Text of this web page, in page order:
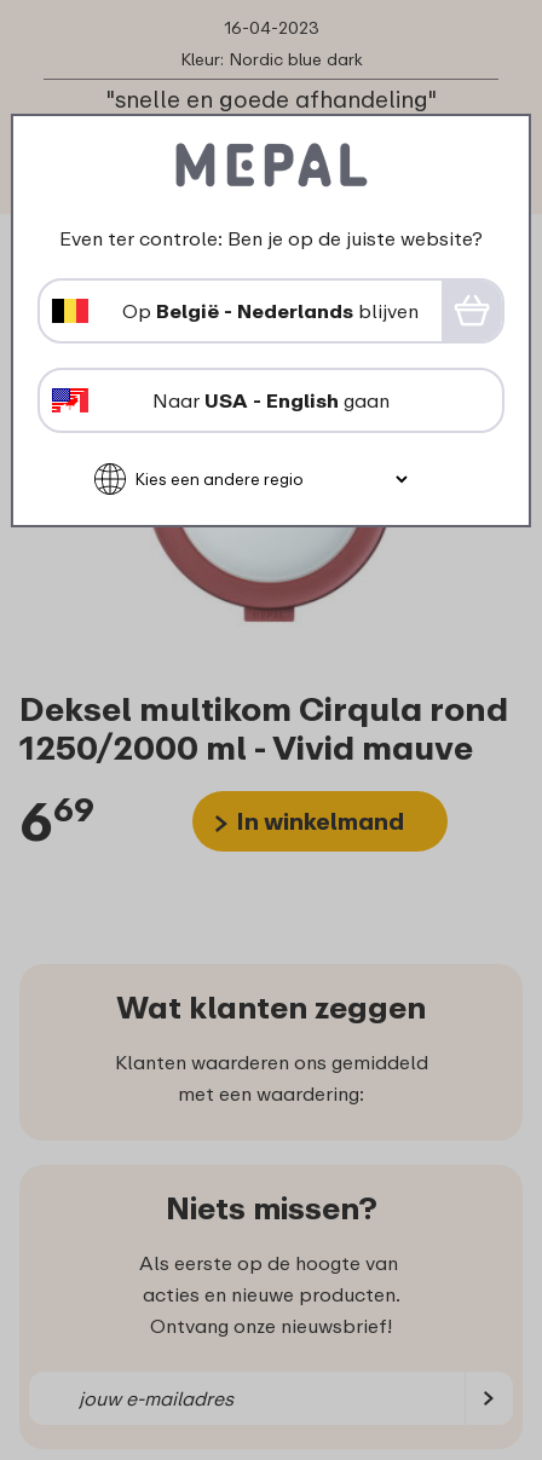
16-04-2023
Kleur: Nordic blue dark
"snelle en goede afhandeling"
★★ ★★ ★
★★ ★★ ★
klant van Mepal
Deksel multikom Cirqula rond
1250/2000 ml - Vivid mauve
669 In winkelmand
Wat klanten zeggen
Klanten waarderen ons gemiddeld
met een waardering:
Niets missen?
Als eerste op de hoogte van
acties en nieuwe producten.
Ontvang onze nieuwsbrief!
Even ter controle: Ben je op de juiste website?
Op België - Nederlands blijven
Naar USA - English gaan